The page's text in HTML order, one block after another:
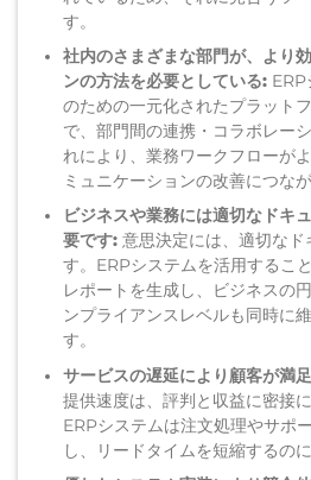
す。
社内のさまざまな部門が、より
ンの方法を必要としている: ERP
のための一元化されたプラット
で、部門間の連携・ コラボレー
れにより、業務ワークフローが
ミュニケーションの改善につな
ビジネスや業務には適切なドキ
要です: 意思決定には、適切な
す。ERPシステムを活用するこ
レポートを生成し、ビジネスの
ンプライアンス レベルも同時に
す。
サービスの遅延により顧客が満
提供速度は 、評判と収益に密接
ERPシステムは注文処理やサポ
し、リードタイムを短縮するの